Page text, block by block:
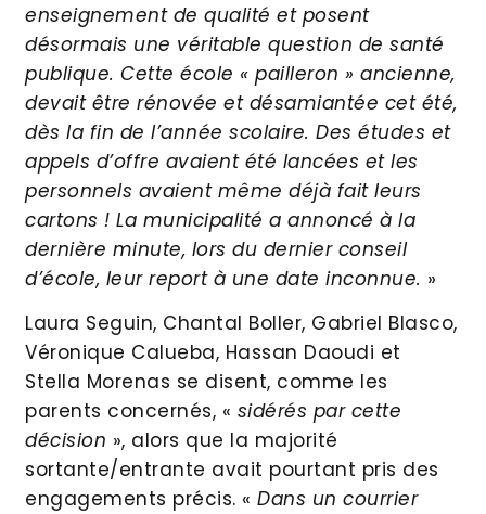
enseignement de qualité et posent
désormais une véritable question de santé
publique. Cette école « pailleron » ancienne,
devait être rénovée et désamiantée cet été,
dès la fin de l’année scolaire. Des études et
appels d’offre avaient été lancées et les
personnels avaient même déjà fait leurs
cartons ! La municipalité a annoncé à la
dernière minute, lors du dernier conseil
d’école, leur report à une date inconnue. »
Laura Seguin, Chantal Boller, Gabriel Blasco,
Véronique Calueba, Hassan Daoudi et
Stella Morenas se disent, comme les
parents concernés, « sidérés par cette
décision », alors que la majorité
sortante/entrante avait pourtant pris des
engagements précis. « Dans un courrier